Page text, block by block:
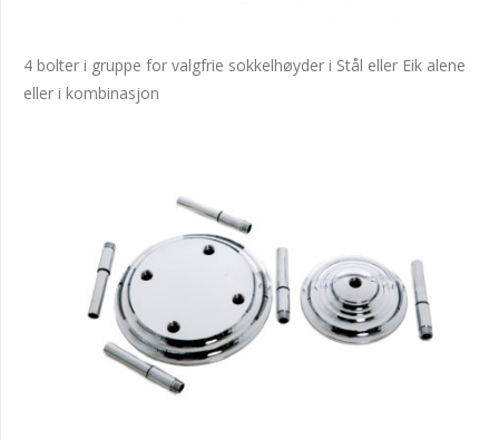
4 bolter i gruppe for valgfrie sokkelhøyder i Stål eller Eik alene
eller i kombinasjon